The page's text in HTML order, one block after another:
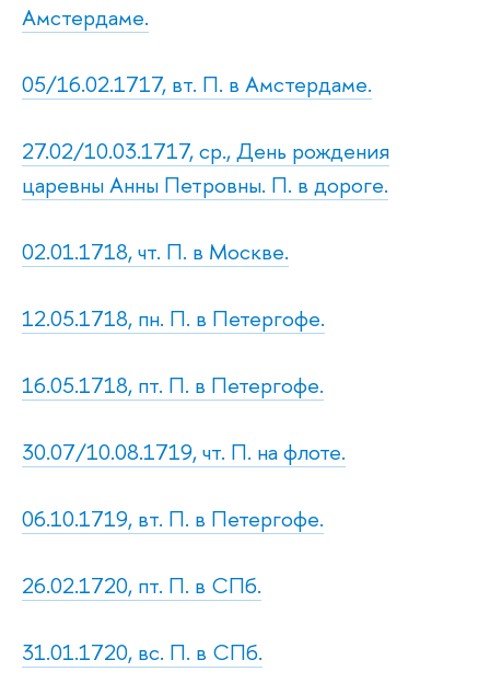
Амстердаме.
05/16.02.1717, вт. П. в Амстердаме.
27.02/10.03.1717, ср., День рождения
царевны Анны Петровны. П. в дороге.
02.01.1718, чт. П. в Москве.
12.05.1718, пн. П. в Петергофе.
16.05.1718, пт. П. в Петергофе.
30.07/10.08.1719, чт. П. на флоте.
06.10.1719, вт. П. в Петергофе.
26.02.1720, пт. П. в СПб.
31.01.1720, вс. П. в СПб.